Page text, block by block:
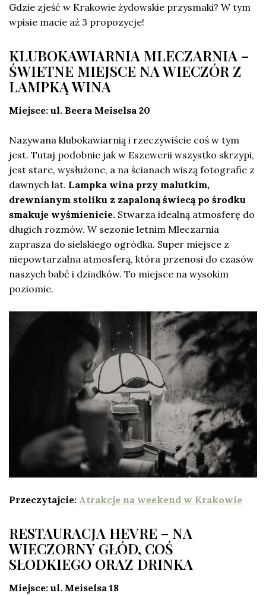
Gdzie zjeść w Krakowie żydowskie przysmaki? W tym
wpisie macie aż 3 propozycje!
KLUBOKAWIARNIA MLECZARNIA –
ŚWIETNE MIEJSCE NA WIECZÓR Z
LAMPKĄ WINA
Miejsce: ul. Beera Meiselsa 20
Nazywana klubokawiarnią i rzeczywiście coś w tym
jest. Tutaj podobnie jak w Eszewerii wszystko skrzypi,
jest stare, wysłużone, a na ścianach wiszą fotografie z
dawnych lat. Lampka wina przy malutkim,
drewnianym stoliku z zapaloną świecą po środku
smakuje wyśmienicie. Stwarza idealną atmosferę do
długich rozmów. W sezonie letnim Mleczarnia
zaprasza do sielskiego ogródka. Super miejsce z
niepowtarzalna atmosferą, która przenosi do czasów
naszych babć i dziadków. To miejsce na wysokim
poziomie.
Przeczytajcie: Atrakcje na weekend w Krakowie
RESTAURACJA HEVRE – NA
WIECZORNY GŁÓD, COŚ
SŁODKIEGO ORAZ DRINKA
Miejsce: ul. Meiselsa 18